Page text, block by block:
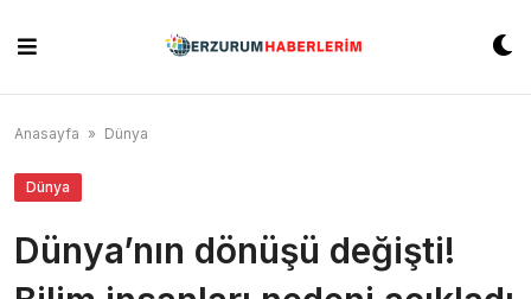
content
Anasayfa » Dünya
Dünya
Dünya’nın dönüşü değişti!